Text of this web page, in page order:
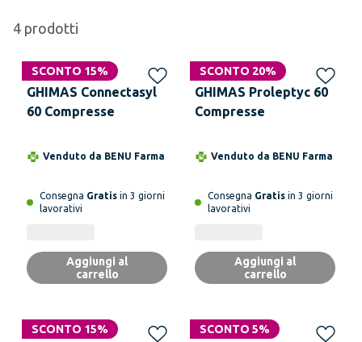
4 prodotti
SCONTO 15%
GHIMAS Connectasyl
60 Compresse
Venduto da BENU Farma
Consegna Gratis in 3 giorni
lavorativi
Aggiungi al
carrello
SCONTO 20%
GHIMAS Proleptyc 60
Compresse
Venduto da BENU Farma
Consegna Gratis in 3 giorni
lavorativi
Aggiungi al
carrello
SCONTO 15% SCONTO 5%